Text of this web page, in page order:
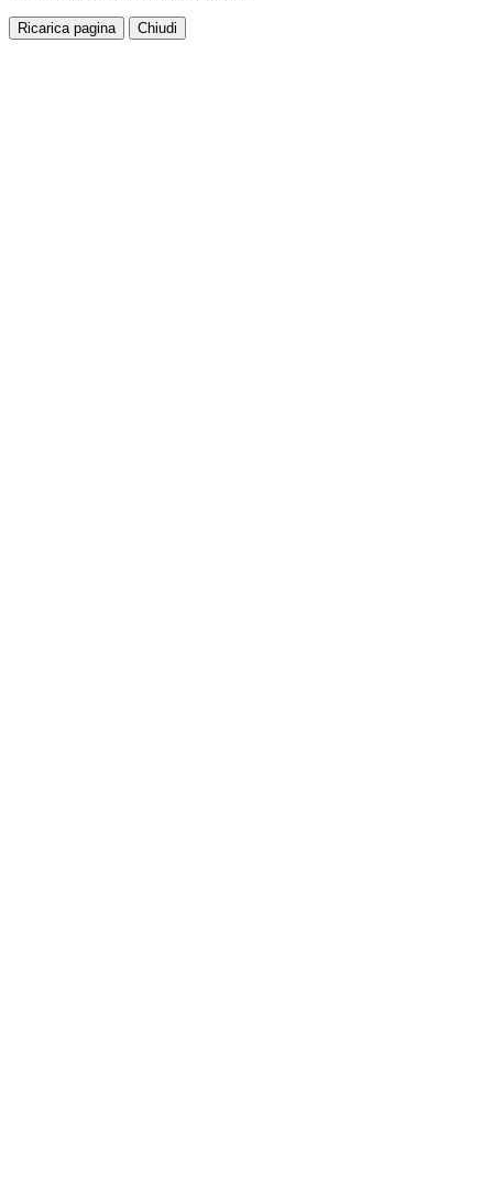
Ricarica pagina Chiudi